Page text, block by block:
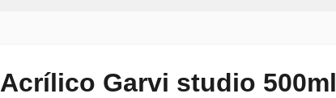
Acrílico Garvi studio 500ml